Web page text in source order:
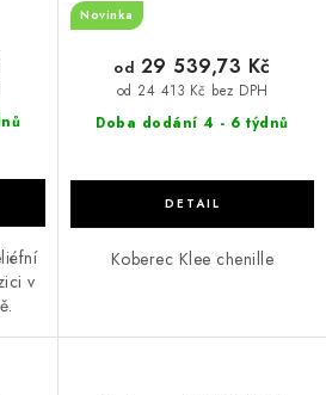
v
Novinka
Doba dodání 4 - 6 týdnů
od 24 413 Kč bez DPH
od 29 539,73 Kč
Koberec Klee chenille